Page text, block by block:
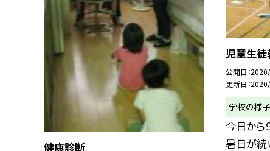
健康診断
児童生徒
公開日
更新日
学校の様子
今日から
暑日が続